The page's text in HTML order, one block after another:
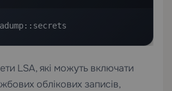
LSA, які можуть включати
облікових записів,